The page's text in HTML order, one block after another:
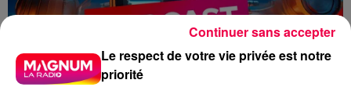
Le respect de votre vie privée est notre
priorité
Continuer sans accepter